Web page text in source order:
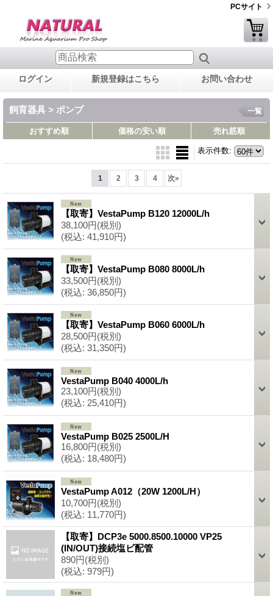
PCサイト
ログイン 新規登録はこちら お問い合わせ
飼育器具 > ポンプ 一覧
おすすめ順 価格の安い順 売れ筋順
表示件数:
1 2 3 4 次»
【取寄】VestaPump B120 12000L/h
38,100円(税別)
(税込: 41,910円)
【取寄】VestaPump B080 8000L/h
33,500円(税別)
(税込: 36,850円)
【取寄】VestaPump B060 6000L/h
28,500円(税別)
(税込: 31,350円)
VestaPump B040 4000L/h
23,100円(税別)
(税込: 25,410円)
VestaPump B025 2500L/H
16,800円(税別)
(税込: 18,480円)
VestaPump A012（20W 1200L/H）
10,700円(税別)
(税込: 11,770円)
【取寄】DCP3e 5000.8500.10000 VP25
(IN/OUT)接続塩ビ配管
890円(税別)
(税込: 979円)